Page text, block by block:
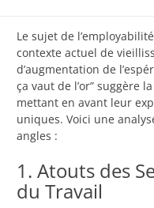
Le sujet de
contexte actuel de
d’augmentation de
ça vaut de l’or” suggère
mettant en avant leur
uniques. Voici une
angles :
1. Atouts des
du Travail